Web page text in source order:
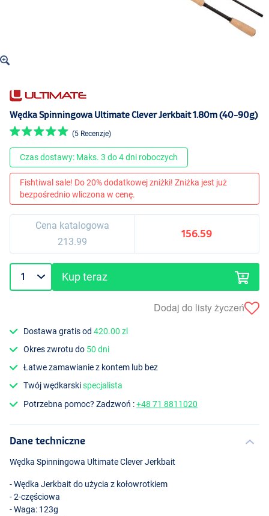
Wędka Spinningowa Ultimate Clever Jerkbait 1.80m (40-90g)
(5 Recenzje)
Czas dostawy: Maks. 3 do 4 dni roboczych
Fishtiwal sale! Do 20% dodatkowej zniżki! Zniżka jest już
bezpośrednio wliczona w cenę.
Cena katalogowa
213.99
156.59
Kup teraz
Dodaj do listy życzeń
Dostawa gratis od420.00 zl
Okres zwrotu do 50 dni
Łatwe zamawianie z kontem lub bez
Twój wędkarskispecjalista
Potrzebna pomoc? Zadzwoń :+48 71 8811020
Dane techniczne
Wędka Spinningowa Ultimate Clever Jerkbait
- Wędka Jerkbait do użycia z kołowrotkiem
- 2-częściowa
- Waga: 123g